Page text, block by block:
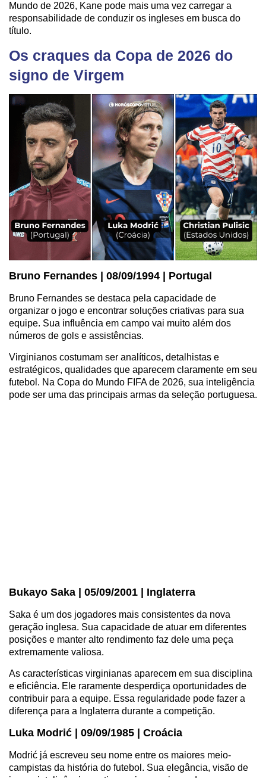
Mundo de 2026, Kane pode mais uma vez carregar a
responsabilidade de conduzir os ingleses em busca do
título.
Os craques da Copa de 2026 do
signo de Virgem
Bruno Fernandes | 08/09/1994 | Portugal
Bruno Fernandes se destaca pela capacidade de
organizar o jogo e encontrar soluções criativas para sua
equipe. Sua influência em campo vai muito além dos
números de gols e assistências.
Virginianos costumam ser analíticos, detalhistas e
estratégicos, qualidades que aparecem claramente em seu
futebol. Na Copa do Mundo FIFA de 2026, sua inteligência
pode ser uma das principais armas da seleção portuguesa.
Bukayo Saka | 05/09/2001 | Inglaterra
Saka é um dos jogadores mais consistentes da nova
geração inglesa. Sua capacidade de atuar em diferentes
posições e manter alto rendimento faz dele uma peça
extremamente valiosa.
As características virginianas aparecem em sua disciplina
e eficiência. Ele raramente desperdiça oportunidades de
contribuir para a equipe. Essa regularidade pode fazer a
diferença para a Inglaterra durante a competição.
Luka Modrić | 09/09/1985 | Croácia
Modrić já escreveu seu nome entre os maiores meio-
campistas da história do futebol. Sua elegância, visão de